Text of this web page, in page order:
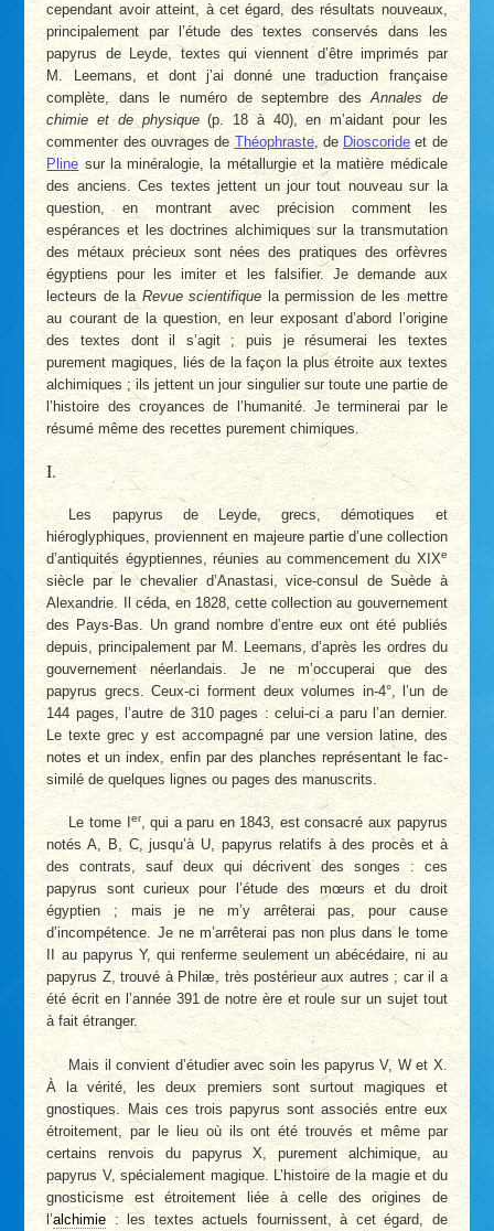
cependant avoir atteint, à cet égard, des résultats nouveaux,
principalement par l’étude des textes conservés dans les
papyrus de Leyde, textes qui viennent d’être imprimés par
M. Leemans, et dont j’ai donné une traduction française
complète, dans le numéro de septembre desAnnales de
chimie et de physique(p. 18 à 40), en m’aidant pour les
commenter des ouvrages deThéophraste, deDioscoride et de
Pline sur la minéralogie, la métallurgie et la matière médicale
des anciens. Ces textes jettent un jour tout nouveau sur la
question, en montrant avec précision comment les
espérances et les doctrines alchimiques sur la transmutation
des métaux précieux sont nées des pratiques des orfèvres
égyptiens pour les imiter et les falsifier. Je demande aux
lecteurs de la Revue scientifique la permission de les mettre
au courant de la question, en leur exposant d’abord l’origine
des textes dont il s’agit ; puis je résumerai les textes
purement magiques, liés de la façon la plus étroite aux textes
alchimiques ; ils jettent un jour singulier sur toute une partie de
l’histoire des croyances de l’humanité. Je terminerai par le
résumé même des recettes purement chimiques.
I.
Les papyrus de Leyde, grecs, démotiques et
hiéroglyphiques, proviennent en majeure partie d’une collection
d’antiquités égyptiennes, réunies au commencement du XIXe
siècle par le chevalier d’Anastasi, vice-consul de Suède à
Alexandrie. Il céda, en 1828, cette collection au gouvernement
des Pays-Bas. Un grand nombre d’entre eux ont été publiés
depuis, principalement par M. Leemans, d’après les ordres du
gouvernement néerlandais. Je ne m’occuperai que des
papyrus grecs. Ceux-ci forment deux volumes in-4°, l’un de
144 pages, l’autre de 310 pages : celui-ci a paru l’an dernier.
Le texte grec y est accompagné par une version latine, des
notes et un index, enfin par des planches représentant le fac-
similé de quelques lignes ou pages des manuscrits.
Le tome I er, qui a paru en 1843, est consacré aux papyrus
notés A, B, C, jusqu’à U, papyrus relatifs à des procès et à
des contrats, sauf deux qui décrivent des songes : ces
papyrus sont curieux pour l’étude des mœurs et du droit
égyptien ; mais je ne m’y arrêterai pas, pour cause
d’incompétence. Je ne m’arrêterai pas non plus dans le tome
II au papyrus Y, qui renferme seulement un abécédaire, ni au
papyrus Z, trouvé à Philæ, très postérieur aux autres ; car il a
été écrit en l’année 391 de notre ère et roule sur un sujet tout
à fait étranger.
Mais il convient d’étudier avec soin les papyrus V, W et X.
À la vérité, les deux premiers sont surtout magiques et
gnostiques. Mais ces trois papyrus sont associés entre eux
étroitement, par le lieu où ils ont été trouvés et même par
certains renvois du papyrus X, purement alchimique, au
papyrus V, spécialement magique. L’histoire de la magie et du
gnosticisme est étroitement liée à celle des origines de
l’alchimie : les textes actuels fournissent, à cet égard, de